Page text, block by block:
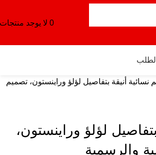
0 لا يوجد منتجات
أنيقة بتفاصيل لؤلؤ وراينستون، تصميم
لؤلؤ وراينستون،
والرسمية